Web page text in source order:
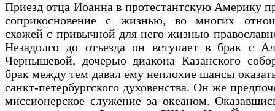
Приезд отца Иоанна в протестантскую Америку
соприкосновение с жизнью, во многих
схожей с привычной для него жизнью
Незадолго до отъезда он вступает в брак с
Чернышевой, дочерью диакона Казанского
брак между тем давал ему неплохие шансы
санкт-петербургского духовенства. Он же
мисси­онерское служение за океаном.